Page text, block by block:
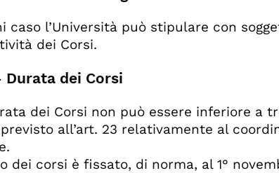
caso l’Università può stipulare con
dei Corsi.
dei Corsi
dei Corsi non può essere inferiore a
all’art. 23 relativamente al
dei corsi è fissato, di norma, al 1°